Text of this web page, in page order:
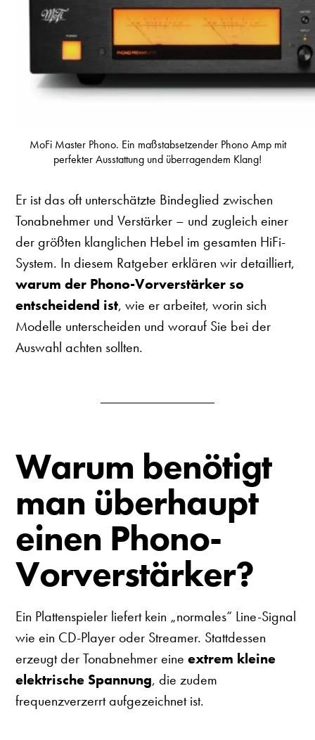
MoFi Master Phono. Ein maßstabsetzender Phono Amp mit
perfekter Ausstattung und überragendem Klang!
Er ist das oft unterschätzte Bindeglied zwischen
Tonabnehmer und Verstärker – und zugleich einer
der größten klanglichen Hebel im gesamten HiFi-
System. In diesem Ratgeber erklären wir detailliert,
warum der Phono-Vorverstärker so
entscheidend ist, wie er arbeitet, worin sich
Modelle unterscheiden und worauf Sie bei der
Auswahl achten sollten.
Warum benötigt
man überhaupt
einen Phono-
Vorverstärker?
Ein Plattenspieler liefert kein „normales“ Line-Signal
wie ein CD-Player oder Streamer. Stattdessen
erzeugt der Tonabnehmer eineextrem kleine
elektrische Spannung, die zudem
frequenzverzerrt aufgezeichnet ist.